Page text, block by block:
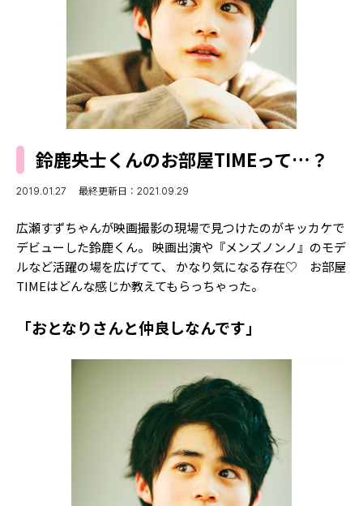
ビューティニュース
ベストコスメ
ヘアアレンジ・ヘアケア
スキンケア
ボディケア
スクールニュース
制服コーデ
学校ヘアメイク
勉強・受験・進路
ENTERTAINMENT
エンタメニュース
なにわ男子
K-POP
LIFESTYLE
ライフスタイルニュース
JKランキング・アワード
モデルの購入品
おでかけ
JK TREND
MODELS
MODEL'S BLOG
TikTok
Instagram
YouTube
FORTUNE
ミスセブンティーンニュース
INFORMATION
について
鈴鹿央士くんのお部屋TIMEって…？
2019.01.27 最終更新日：2021.09.29
広瀬すずちゃんが映画撮影の現場で見つけたのがキッカケで
デビューした鈴鹿くん。 映画出演や『メンズノンノ』のモデ
ルなど活躍の場を広げてて、 かなり気になる存在♡ お部屋
TIMEはどんな感じか教えてもらっちゃった。
「おとなりさんと仲良しなんです」